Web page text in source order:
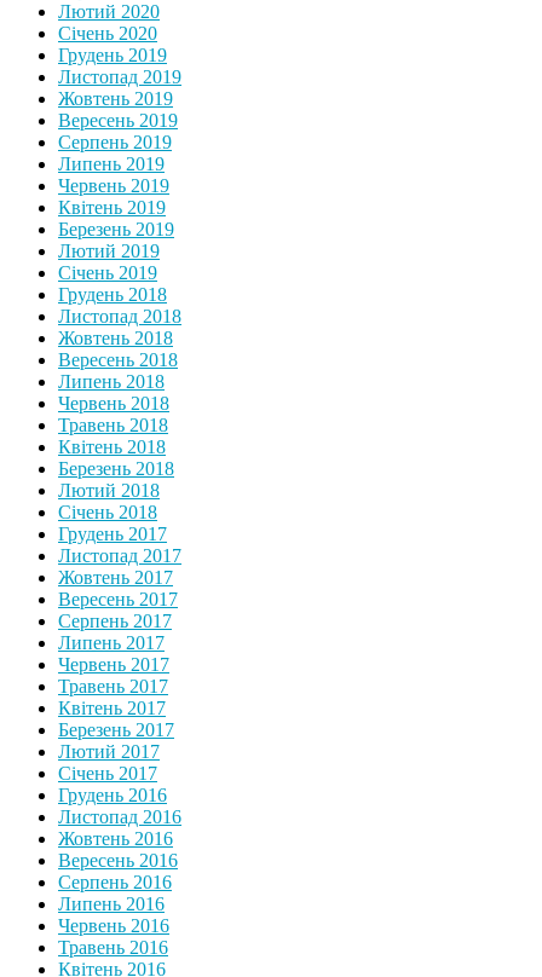
Лютий 2020
Січень 2020
Грудень 2019
Листопад 2019
Жовтень 2019
Вересень 2019
Серпень 2019
Липень 2019
Червень 2019
Квітень 2019
Березень 2019
Лютий 2019
Січень 2019
Грудень 2018
Листопад 2018
Жовтень 2018
Вересень 2018
Липень 2018
Червень 2018
Травень 2018
Квітень 2018
Березень 2018
Лютий 2018
Січень 2018
Грудень 2017
Листопад 2017
Жовтень 2017
Вересень 2017
Серпень 2017
Липень 2017
Червень 2017
Травень 2017
Квітень 2017
Березень 2017
Лютий 2017
Січень 2017
Грудень 2016
Листопад 2016
Жовтень 2016
Вересень 2016
Серпень 2016
Липень 2016
Червень 2016
Травень 2016
Квітень 2016